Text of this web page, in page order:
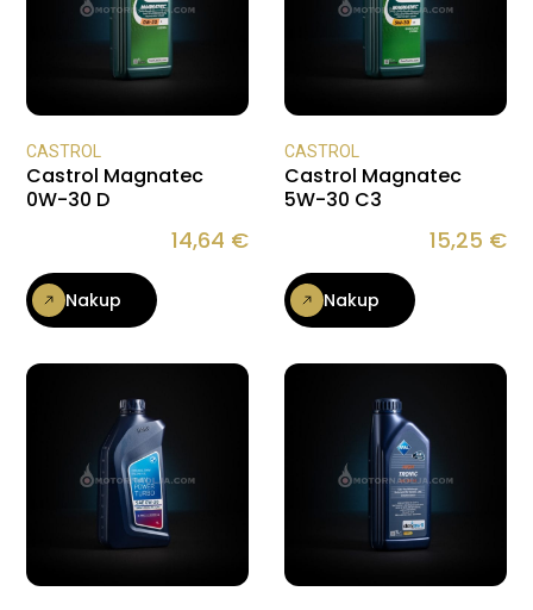
CASTROL
Castrol Magnatec
0W-30 D
14,64 €
Nakup
CASTROL
Castrol Magnatec
5W-30 C3
15,25 €
Nakup